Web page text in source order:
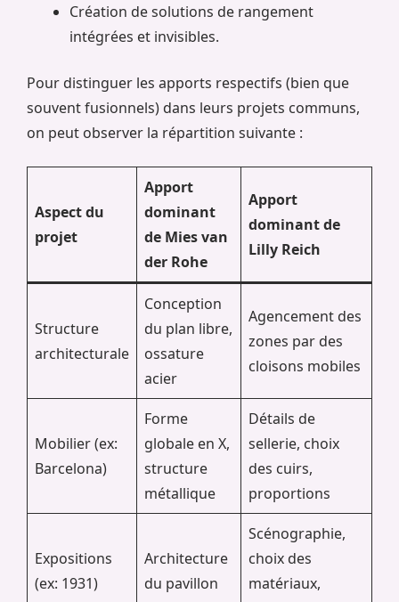
Création de solutions de rangement
intégrées et invisibles.
Pour distinguer les apports respectifs (bien que
souvent fusionnels) dans leurs projets communs,
on peut observer la répartition suivante :
Aspect du
projet
Apport
dominant
de Mies van
der Rohe
Apport
dominant de
Lilly Reich
Structure
architecturale
Conception
du plan libre,
ossature
acier
Agencement des
zones par des
cloisons mobiles
Mobilier (ex:
Barcelona)
Forme
globale en X,
structure
métallique
Détails de
sellerie, choix
des cuirs,
proportions
Expositions
(ex: 1931)
Architecture
du pavillon
Scénographie,
choix des
matériaux,